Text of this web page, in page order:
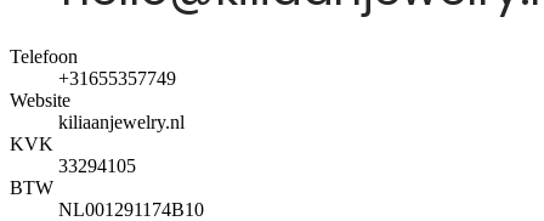
Telefoon
+31655357749
Website
kiliaanjewelry.nl
KVK
33294105
BTW
NL001291174B10